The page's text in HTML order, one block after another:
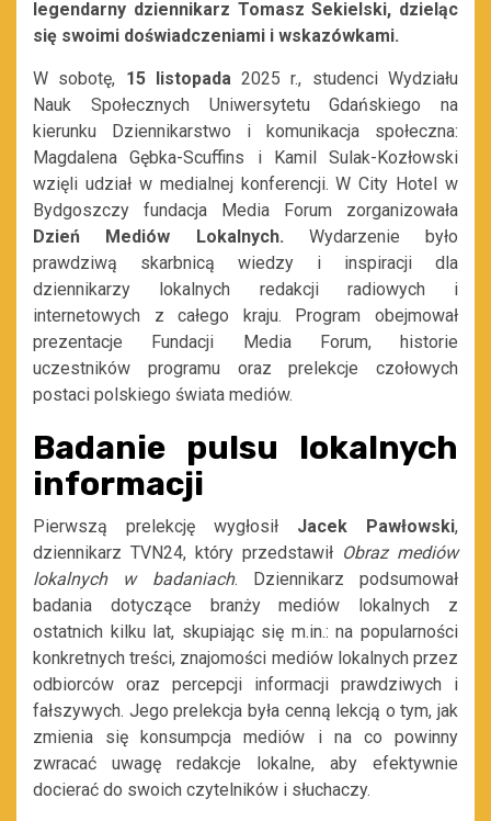
legendarny dziennikarz Tomasz Sekielski, dzieląc
się swoimi doświadczeniami i wskazówkami.
W sobotę, 15 listopada2025 r., studenci Wydziału
Nauk Społecznych Uniwersytetu Gdańskiego na
kierunku Dziennikarstwo i komunikacja społeczna:
Magdalena Gębka-Scuffins i Kamil Sulak-Kozłowski
wzięli udział w medialnej konferencji. W City Hotel w
Bydgoszczy fundacja Media Forum zorganizowała
Dzień Mediów Lokalnych. Wydarzenie było
prawdziwą skarbnicą wiedzy i inspiracji dla
dziennikarzy lokalnych redakcji radiowych i
internetowych z całego kraju. Program obejmował
prezentacje Fundacji Media Forum, historie
uczestników programu oraz prelekcje czołowych
postaci polskiego świata mediów.
Badanie pulsu lokalnych
informacji
Pierwszą prelekcję wygłosił Jacek Pawłowski,
dziennikarz TVN24, który przedstawił Obraz mediów
lokalnych w badaniach. Dziennikarz podsumował
badania dotyczące branży mediów lokalnych z
ostatnich kilku lat, skupiając się m.in.: na popularności
konkretnych treści, znajomości mediów lokalnych przez
odbiorców oraz percepcji informacji prawdziwych i
fałszywych. Jego prelekcja była cenną lekcją o tym, jak
zmienia się konsumpcja mediów i na co powinny
zwracać uwagę redakcje lokalne, aby efektywnie
docierać do swoich czytelników i słuchaczy.